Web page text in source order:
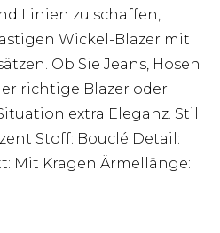
Linien zu schaffen,
Wickel-Blazer mit
Ob Sie Jeans, Hosen
richtige Blazer oder
extra Eleganz. Stil:
Stoff: Bouclé Detail:
Mit Kragen Ärmellänge: